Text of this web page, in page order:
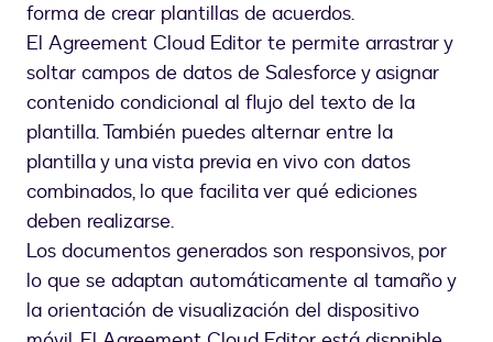
forma de crear plantillas de acuerdos.
El Agreement Cloud Editor te permite arrastrar y
soltar campos de datos de Salesforce y asignar
contenido condicional al flujo del texto de la
plantilla. También puedes alternar entre la
plantilla y una vista previa en vivo con datos
combinados, lo que facilita ver qué ediciones
deben realizarse.
Los documentos generados son responsivos, por
lo que se adaptan automáticamente al tamaño y
la orientación de visualización del dispositivo